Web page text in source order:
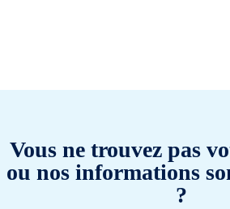
Vous ne trouvez pas
ou nos informations
?